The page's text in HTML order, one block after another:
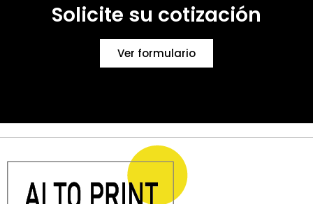
Solicite su cotización
Ver formulario